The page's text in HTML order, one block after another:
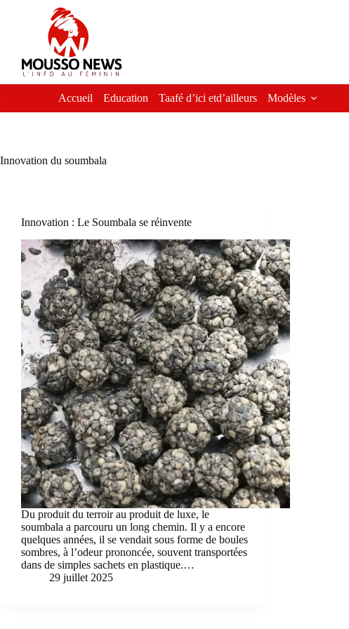
Accueil Education Taafé d’ici etd’ailleurs Modèles
Innovation du soumbala
Innovation : Le Soumbala se réinvente
Du produit du terroir au produit de luxe, le
soumbala a parcouru un long chemin. Il y a encore
quelques années, il se vendait sous forme de boules
sombres, à l’odeur prononcée, souvent transportées
dans de simples sachets en plastique.…
29 juillet 2025